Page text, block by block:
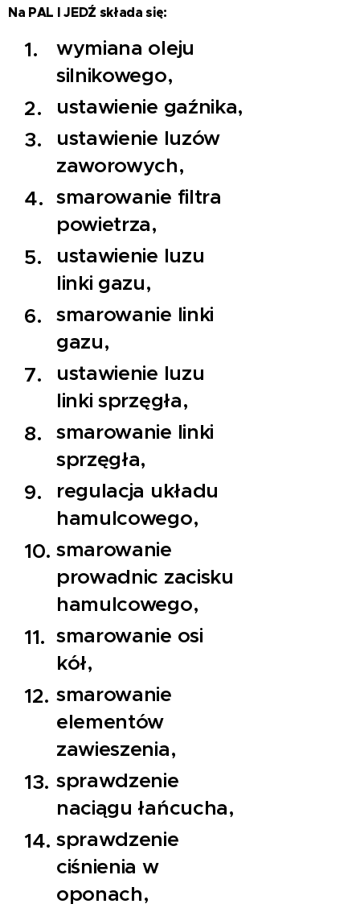
Na PAL I JEDŹ składa się:
wymiana oleju
silnikowego,
ustawienie gaźnika,
ustawienie luzów
zaworowych,
smarowanie filtra
powietrza,
ustawienie luzu
linki gazu,
smarowanie linki
gazu,
ustawienie luzu
linki sprzęgła,
smarowanie linki
sprzęgła,
regulacja układu
hamulcowego,
smarowanie
prowadnic zacisku
hamulcowego,
smarowanie osi
kół,
smarowanie
elementów
zawieszenia,
sprawdzenie
naciągu łańcucha,
sprawdzenie
ciśnienia w
oponach,